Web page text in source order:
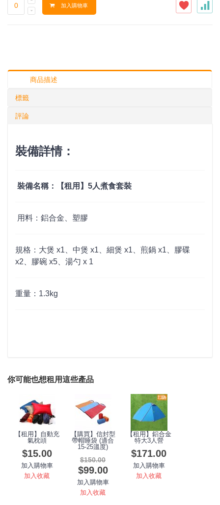
加入購物車
商品描述
標籤
評論
裝備詳情：
裝備名稱：【租用】5人煮食套裝
用料：鋁合金、塑膠
規格：大煲 x1、中煲 x1、細煲 x1、煎鍋 x1、膠碟
x2、膠碗 x5、湯勺 x 1
重量：1.3kg
你可能也想租用這些產品
【租用】自動充
氣枕頭
$15.00
加入購物車
加入收藏
【購買】信封型
帶帽睡袋 (適合
15-25溫度)
$150.00
$99.00
加入購物車
加入收藏
【租用】鋁合金
特大3人營
$171.00
加入購物車
加入收藏